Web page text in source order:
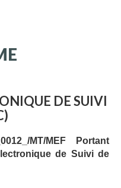
DESUIVI
MT/MEF
Portant
de Suivi de